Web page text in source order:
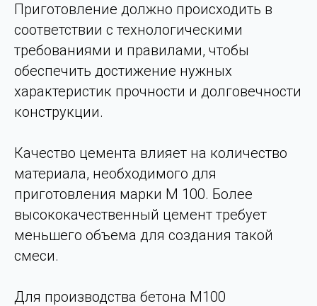
Приготовление должно происходить в
соответствии с технологическими
требованиями и правилами, чтобы
обеспечить достижение нужных
характеристик прочности и долговечности
конструкции.
Качество цемента влияет на количество
материала, необходимого для
приготовления марки М 100. Более
высококачественный цемент требует
меньшего объема для создания такой
смеси.
Для производства бетона М100